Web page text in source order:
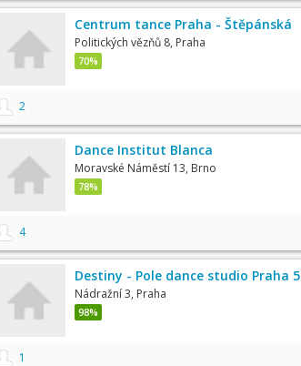
Centrum tance Praha - Štěpánská
Politických vězňů 8, Praha
70%
2
Dance Institut Blanca
Moravské Náměstí 13, Brno
78%
4
Destiny - Pole dance studio Praha 5
Nádražní 3, Praha
98%
1